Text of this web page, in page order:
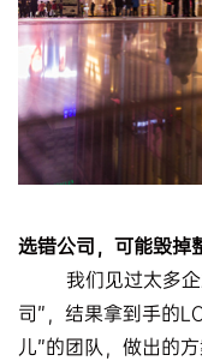
选错公司，可能毁掉
我们见过太多企
司”，结果拿到手的
儿”的团队，做出的